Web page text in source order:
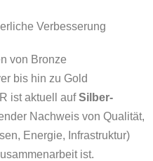
Verbesserung
von Bronze
bis hin zu Gold
ist aktuell aufSilber-
Nachweis von Qualität,
Energie, Infrastruktur)
ist.